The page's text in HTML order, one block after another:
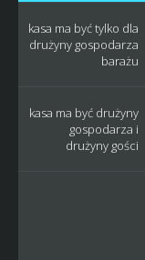
kasa ma być tylko dla
drużyny gospodarza
barażu
kasa ma być drużyny
gospodarza i
drużyny gości